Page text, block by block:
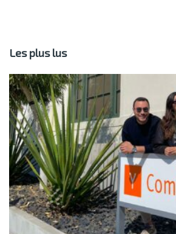
Les plus lus